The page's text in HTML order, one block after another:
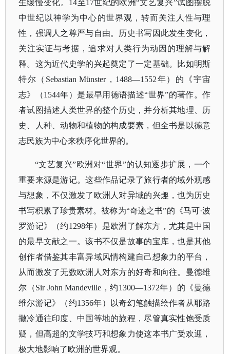
生缓慢变化。14至17世纪的欧洲“文艺复兴”试图摆脱
中世纪以神学为中心的世界观，转而关注人性与理
性，强调人之尊严与自由。历史书写因此发生变化，
关注实证与考据，追求对人类行为动因的理解与解
释。这为近代史学的兴起奠定了一定基础。比如明斯
特尔（Sebastian Münster，1488—1552年）的《宇宙
志》（1544年）是最早用德语描述“世界”的著作。作
者试图描述人类世界的整个历史，并分析其地理、历
史、人种、动物和植物的构成要素，但全书是以德意
志民族为中心来秩序化世界的。
“文艺复兴”欧洲对“世界”的认知逐步扩展，一个
重要来源是游记。这些作品记录了旅行者的域外观感
与想象，不仅激发了欧洲人对异域的兴趣，也为历史
书写积累了珍贵素材。被称为“奇迹之书”的《马可·波
罗游记》（约1298年）是欧洲了解东方，尤其是中国
的最早文献之一。该书不仅是故事的宝库，也是其他
创作者借鉴其丰富异域风情构建自己想象力的平台，
从而激发了无数欧洲人对东方的好奇和向往。曼德维
尔（Sir John Mandeville，约1300—1372年）的《曼德
维尔游记》（约1356年）以奇幻笔触描绘作者从耶路
撒冷通往印度、中国等地的旅程，尽管真实性饱受质
疑，但高超的文学技巧和想象力使这本书广受欢迎，
极大地影响了欧洲的世界观。